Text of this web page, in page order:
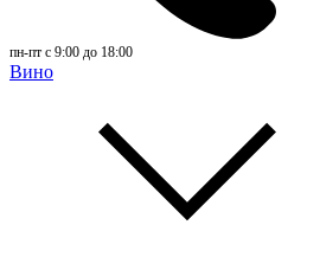
пн-пт с 9:00 до 18:00
Вино